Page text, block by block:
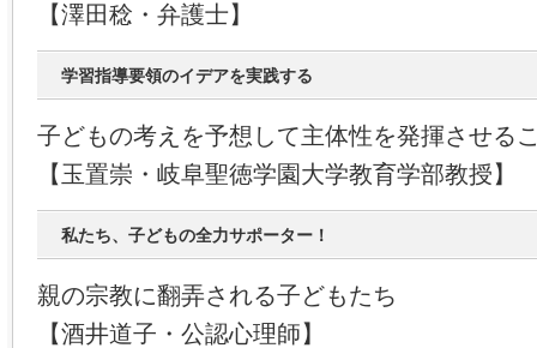
【澤田稔・弁護士】
学習指導要領のイデアを実践する
子どもの考えを予想して主体性を発揮させる
【玉置崇・岐阜聖徳学園大学教育学部教授】
私たち、子どもの全力サポーター！
親の宗教に翻弄される子どもたち
【酒井道子・公認心理師】